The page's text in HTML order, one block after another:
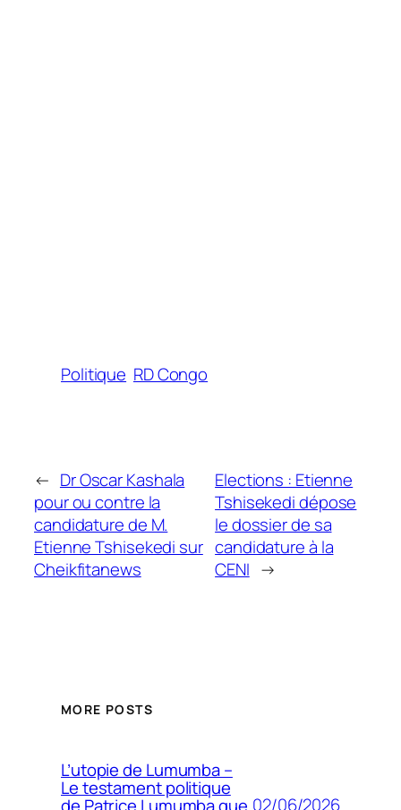
Politique RD Congo
← Dr Oscar Kashala
pour ou contre la
candidature de M.
Etienne Tshisekedi sur
Cheikfitanews
Elections : Etienne
Tshisekedi dépose
le dossier de sa
candidature à la
CENI →
MORE POSTS
L’utopie de Lumumba –
Le testament politique
02/06/2026